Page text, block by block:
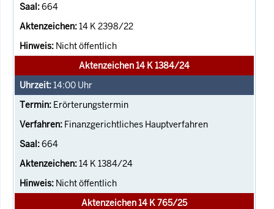
664
14 K 2398/22
Nicht öffentlich
Aktenzeichen 14 K 1384/24
14:00 Uhr
Erörterungstermin
Finanzgerichtliches Hauptverfahren
664
14 K 1384/24
Nicht öffentlich
Aktenzeichen 14 K 765/25